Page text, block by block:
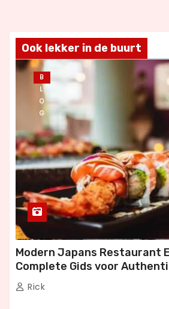
i
c
t
e
n
p
a
g
i
Ook lekker in de buurt
B
L
O
G
Modern Japans Restaurant
Complete Gids voor
Dineren
Rick